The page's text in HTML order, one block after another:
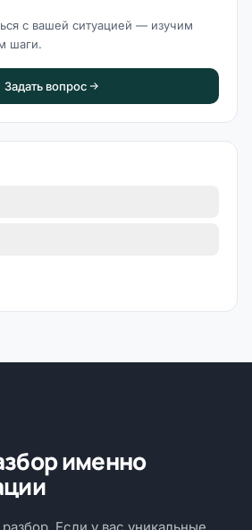
с вашей ситуацией — изучим
шаги.
Задать вопрос
именно